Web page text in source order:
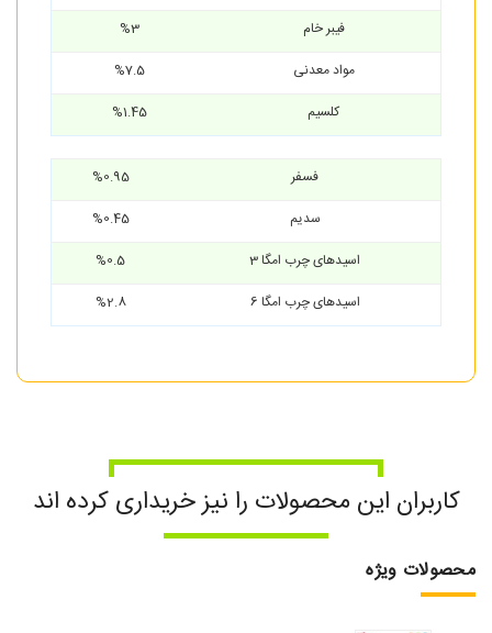
فیبر خام
%3
مواد معدنی
%7.5
کلسیم
%1.45
فسفر
%0.95
سدیم
%0.45
اسیدهای چرب امگا 3
%0.5
اسیدهای چرب امگا 6
%2.8
کاربران این محصولات را نیز خریداری کرده اند
محصولات ویژه